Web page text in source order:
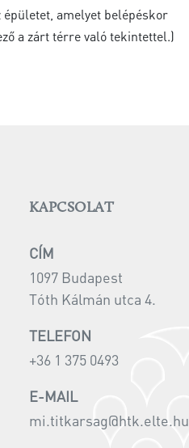
amelyet belépéskor
a zárt térre való tekintettel.)
KAPCSOLAT
CÍM
1097 Budapest
Tóth Kálmán utca 4.
TELEFON
+36 1 375 0493
E-MAIL
mi.titkarsag@htk.elte.hu